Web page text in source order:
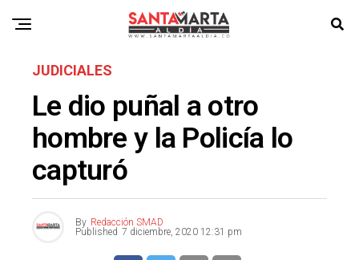
JUDICIALES
Le dio puñal a otro
hombre y la Policía lo
capturó
By Redacción SMAD
Published 7 diciembre, 2020 12:31 pm